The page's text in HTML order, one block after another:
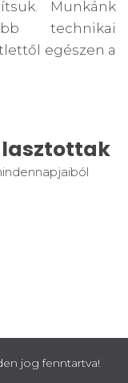
Munkánk
technikai
egészen a
jog fenntartva!